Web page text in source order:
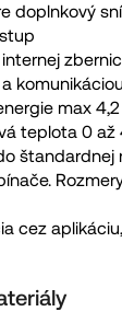
doplnkový
komunikáciou
max
teplota 0 až
štandardnej
cez